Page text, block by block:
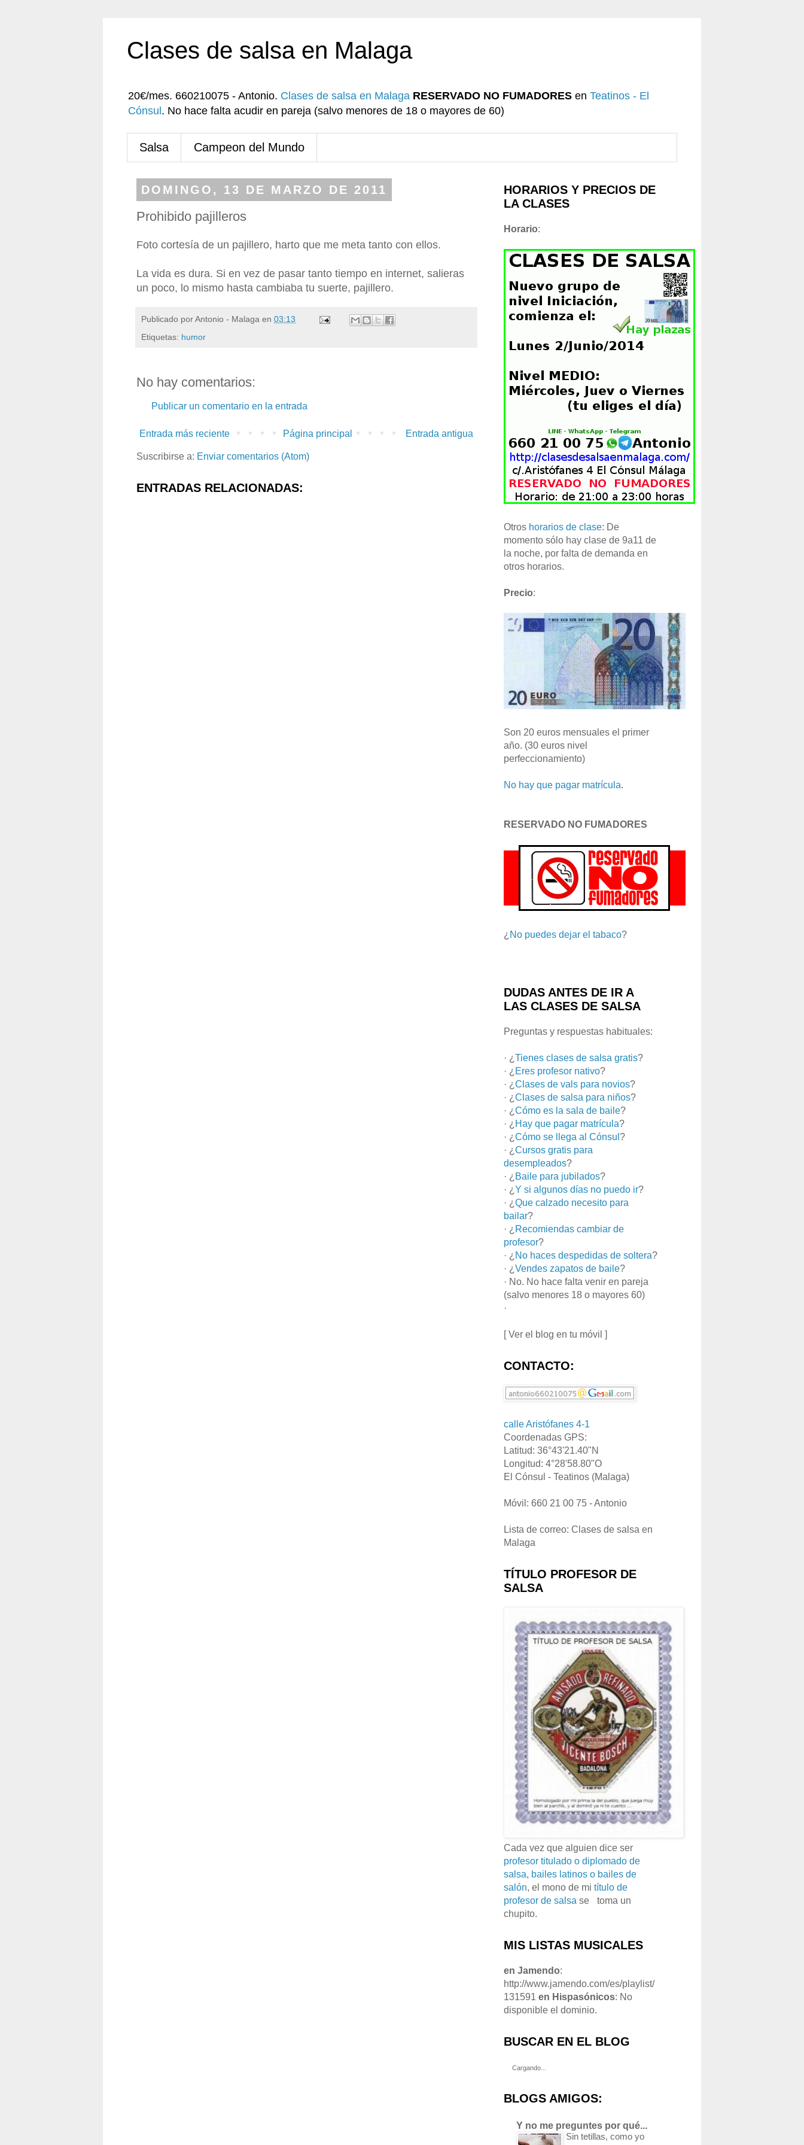
Clases de salsa en Malaga
20€/mes. 660210075 - Antonio. Clases de salsa en Malaga RESERVADO NO FUMADORES en Teatinos - El
Cónsul . No hace falta acudir en pareja (salvo menores de 18 o mayores de 60)
Salsa Campeon del Mundo
DOMINGO, 13 DE MARZO DE 2011
Prohibido pajilleros
Foto cortesía de un pajillero, harto que me meta tanto con ellos.
La vida es dura. Si en vez de pasar tanto tiempo en internet, salieras
un poco, lo mismo hasta cambiaba tu suerte, pajillero.
Publicado porAntonio - Malaga en 03:13
Etiquetas: humor
No hay comentarios:
Publicar un comentario en la entrada
Entrada más reciente Entrada antigua
Página principal
Suscribirse a: Enviar comentarios (Atom)
ENTRADAS RELACIONADAS:
HORARIOS Y PRECIOS DE
LA CLASES
Horario:
Otros horarios de clase: De
momento sólo hay clase de 9a11 de
la noche, por falta de demanda en
otros horarios.
Precio:
Son 20 euros mensuales el primer
año. (30 euros nivel
perfeccionamiento)
No hay que pagar matrícula.
RESERVADO NO FUMADORES
¿ No puedes dejar el tabaco?
DUDAS ANTES DE IR A
LAS CLASES DE SALSA
Preguntas y respuestas habituales:
· ¿ Tienes clases de salsa gratis?
· ¿ Eres profesor nativo?
· ¿ Clases de vals para novios?
· ¿ Clases de salsa para niños?
· ¿ Cómo es la sala de baile?
· ¿ Hay que pagar matrícula?
· ¿ Cómo se llega al Cónsul ?
· ¿ Cursos gratis para
desempleados?
· ¿ Baile para jubilados?
· ¿ Y si algunos días no puedo ir?
· ¿ Que calzado necesito para
bailar?
· ¿ Recomiendas cambiar de
profesor?
· ¿ No haces despedidas de soltera?
· ¿ Vendes zapatos de baile?
· No. No hace falta venir en pareja
(salvo menores 18 o mayores 60)
·
[ Ver el blog en tu móvil ]
CONTACTO:
calle Aristófanes 4-1
Coordenadas GPS:
Latitud: 36°43'21.40"N
Longitud: 4°28'58.80"O
El Cónsul - Teatinos (Malaga)
Móvil: 660 21 00 75 - Antonio
Lista de correo: Clases de salsa en
Malaga
TÍTULO PROFESOR DE
SALSA
Cada vez que alguien dice ser
profesor titulado o diplomado de
salsa, bailes latinos o bailes de
salón, el mono de mi título de
profesor de salsa se
toma un
chupito.
MIS LISTAS MUSICALES
en Jamendo:
http://www.jamendo.com/es/playlist/
131591 en Hispasónicos: No
disponible el dominio.
BUSCAR EN EL BLOG
Cargando...
BLOGS AMIGOS:
Y no me preguntes por qué...
Sin tetillas, como yo